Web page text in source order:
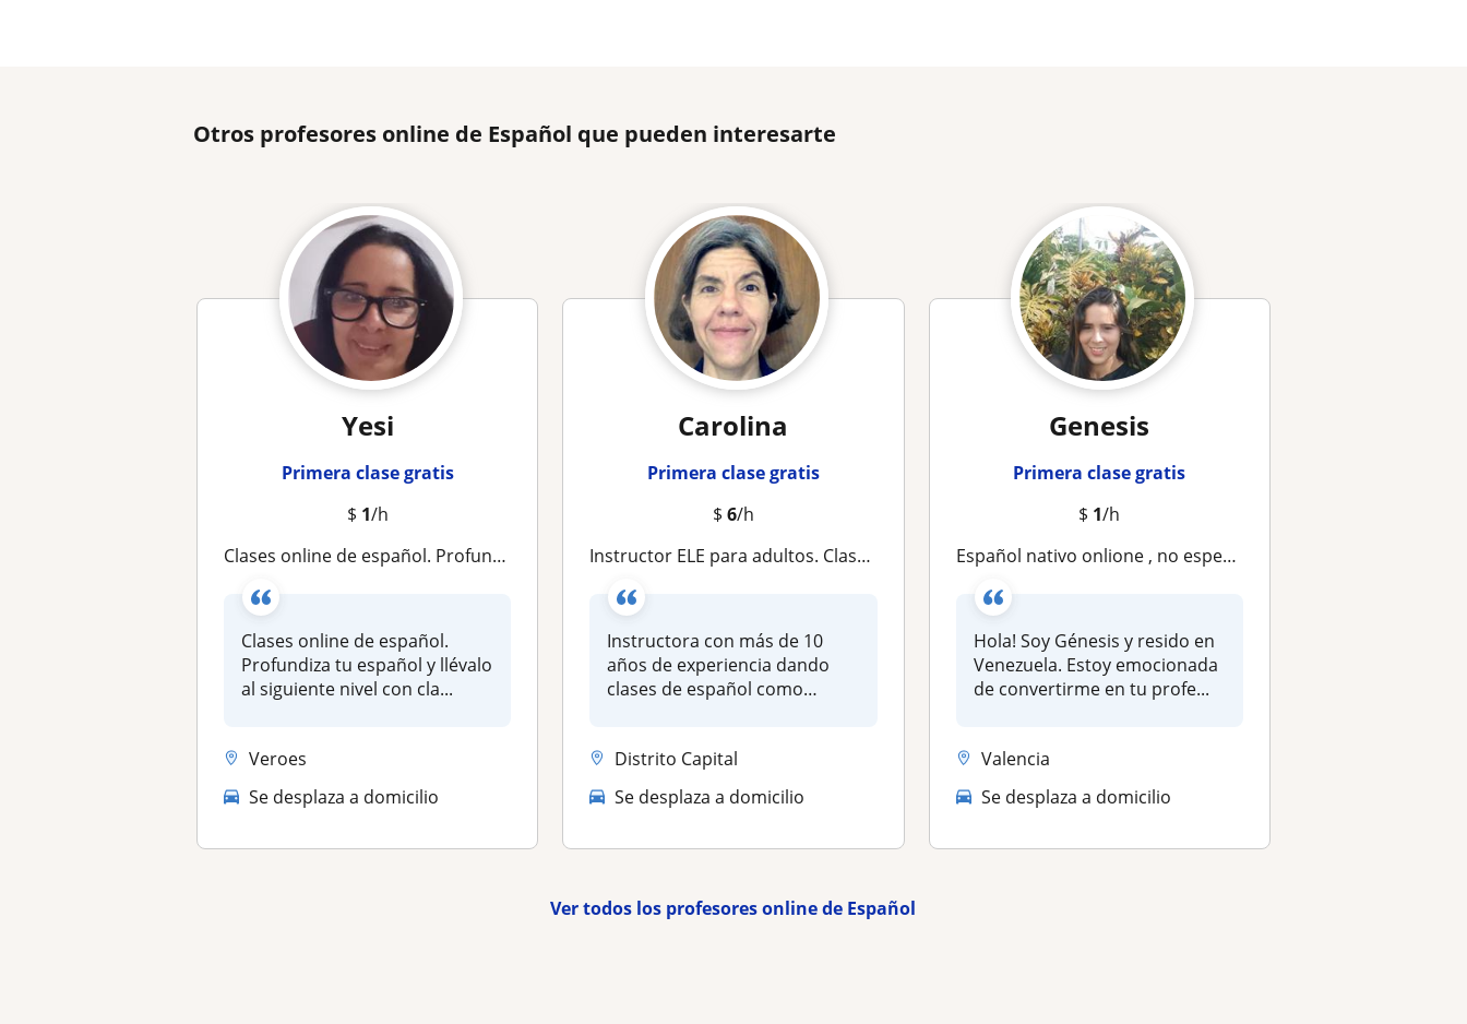
Otros profesores online de Español que pueden interesarte
Yesi
Primera clase gratis
$ 1/h
Clases online de español. Profundiza tu español y llévalo al siguiente nivel con clases interesantes y divertidas
Clases online de español.
Profundiza tu español y llévalo
al siguiente nivel con cla...
Veroes
Se desplaza a domicilio
Carolina
Primera clase gratis
$ 6/h
Instructor ELE para adultos. Clases online
Instructora con más de 10
años de experiencia dando
clases de español como
Distrito Capital
Se desplaza a domicilio
Genesis
Primera clase gratis
$ 1/h
Español nativo onlione , no esperes mas comienza ahora mismo
Hola! Soy Génesis y resido en
Venezuela. Estoy emocionada
de convertirme en tu profe...
Valencia
Se desplaza a domicilio
Ver todos los profesores online de Español